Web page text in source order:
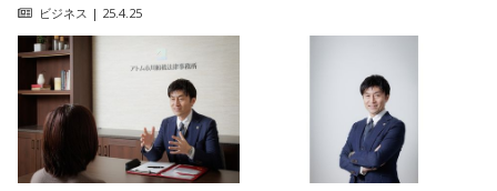
ビジネス | 25.4.25